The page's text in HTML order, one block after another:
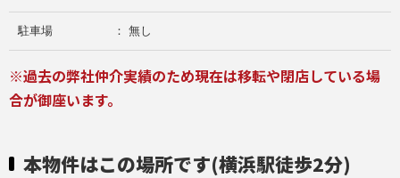
駐車場 ： 無し
※過去の弊社仲介実績のため現在は移転や閉店している場
合が御座います。
本物件はこの場所です(横浜駅徒歩2分)